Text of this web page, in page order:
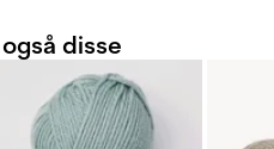
disse